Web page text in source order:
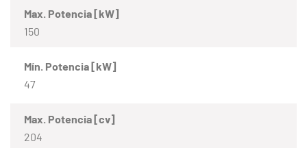
Max. Potencia [kW]
150
Mín. Potencia [kW]
47
Max. Potencia [cv]
204